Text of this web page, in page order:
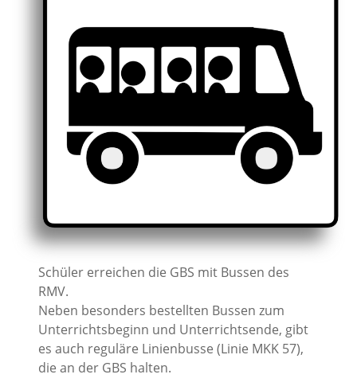
Schüler erreichen die GBS mit Bussen des
RMV.
Neben besonders bestellten Bussen zum
Unterrichtsbeginn und Unterrichtsende, gibt
es auch reguläre Linienbusse (Linie MKK 57),
die an der GBS halten.